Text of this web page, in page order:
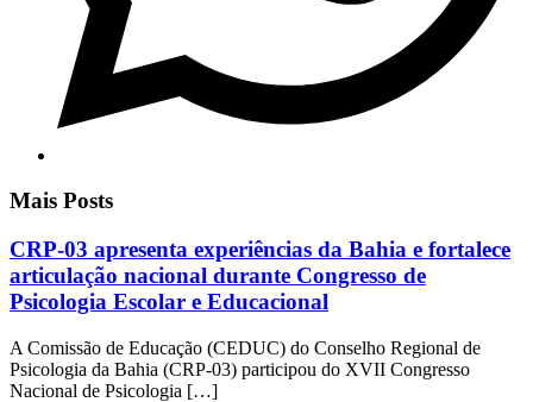
Mais Posts
CRP-03 apresenta experiências da Bahia e fortalece
articulação nacional durante Congresso de
Psicologia Escolar e Educacional
A Comissão de Educação (CEDUC) do Conselho Regional de
Psicologia da Bahia (CRP-03) participou do XVII Congresso
Nacional de Psicologia […]